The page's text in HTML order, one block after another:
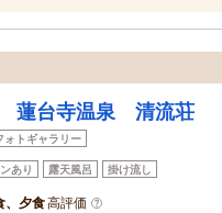
蓮台寺温泉 清流荘
ォトギャラリー
あり 露天風呂 掛け流し
、夕食高評価